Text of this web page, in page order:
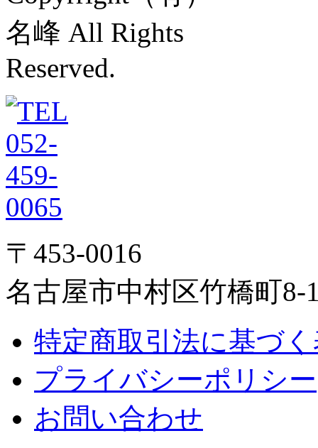
〒453-0016
名古屋市中村区竹橋町8-
特定商取引法に基づ
プライバシーポリシー
お問い合わせ